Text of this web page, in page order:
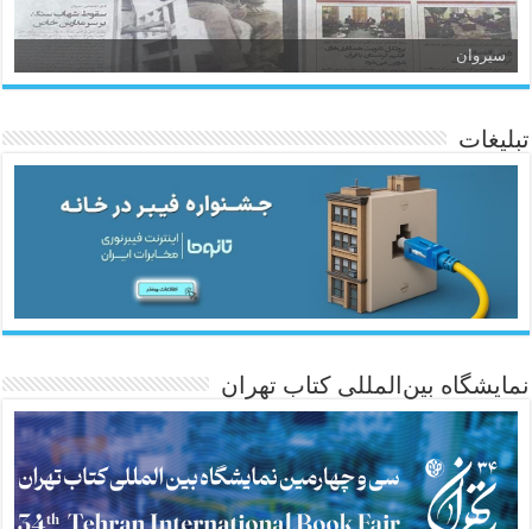
سیروان
ئاژانسی هەواڵی مێهر
تبلیغات
نمایشگاه بین‌المللی کتاب تهران